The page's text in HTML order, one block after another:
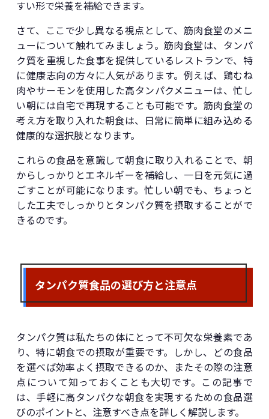
すい形で栄養を補給できます。
さて、ここで少し異なる視点として、筋肉食堂のメニ
ューについて触れてみましょう。筋肉食堂は、タンパ
ク質を重視した食事を提供しているレストランで、特
に健康志向の方々に人気があります。例えば、鶏むね
肉やサーモンを使用した高タンパクメニューは、忙し
い朝には自宅で再現することも可能です。筋肉食堂の
考え方を取り入れた朝食は、日常に簡単に組み込める
健康的な選択肢となります。
これらの食品を意識して朝食に取り入れることで、朝
からしっかりとエネルギーを補給し、一日を元気に過
ごすことが可能になります。忙しい朝でも、ちょっと
した工夫でしっかりとタンパク質を摂取することがで
きるのです。
タンパク質食品の選び方と注意点
タンパク質は私たちの体にとって不可欠な栄養素であ
り、特に朝食での摂取が重要です。しかし、どの食品
を選べば効率よく摂取できるのか、またその際の注意
点について知っておくことも大切です。この記事で
は、手軽に高タンパクな朝食を実現するための食品選
びのポイントと、注意すべき点を詳しく解説します。